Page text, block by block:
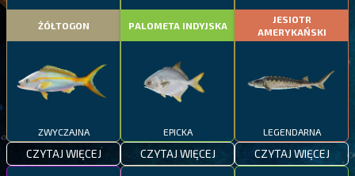
ŻÓŁTOGON
ZWYCZAJNA
CZYTAJ WIĘCEJ
PALOMETA INDYJSKA
EPICKA
CZYTAJ WIĘCEJ
JESIOTR
AMERYKAŃSKI
LEGENDARNA
CZYTAJ WIĘCEJ